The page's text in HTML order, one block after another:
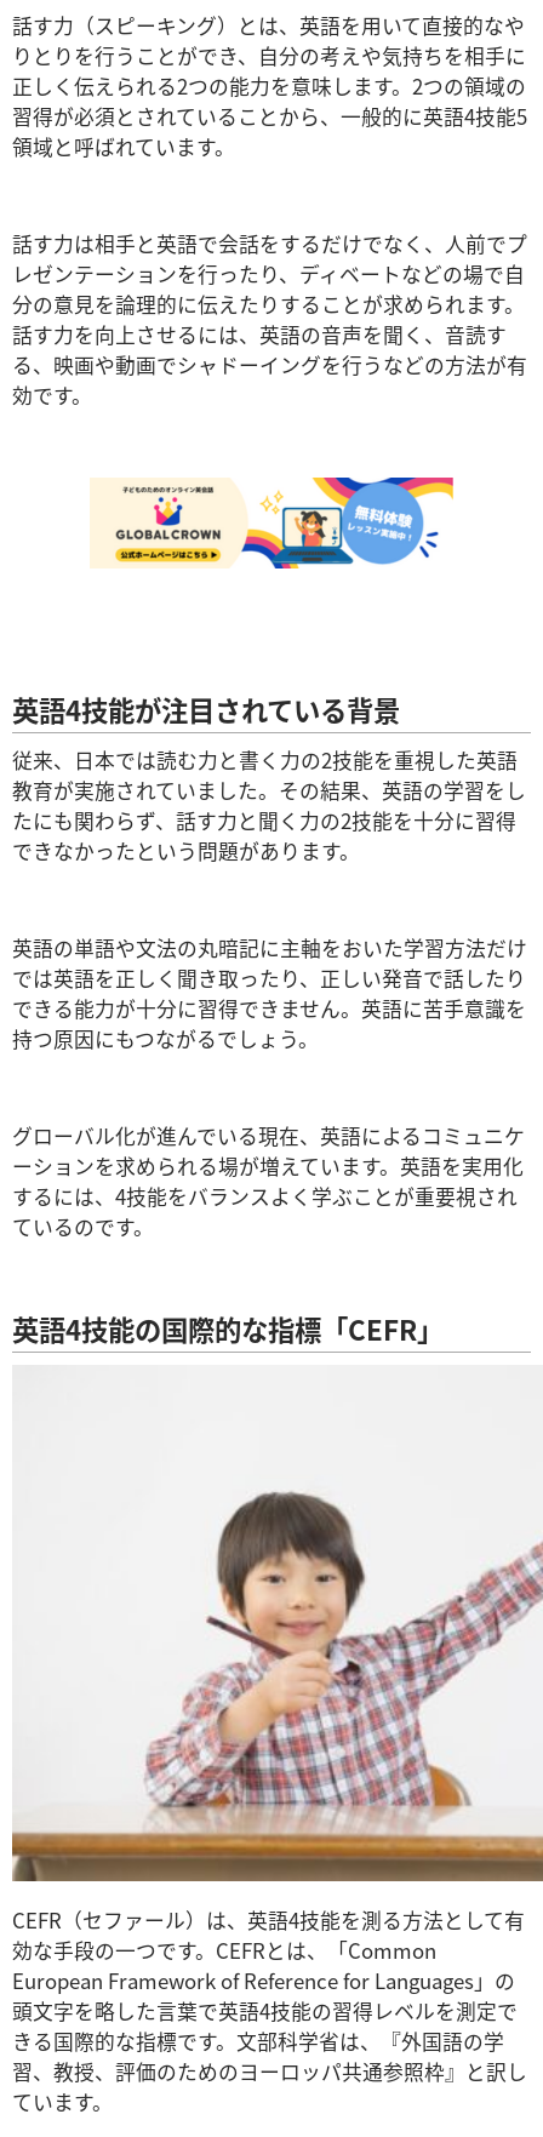
話す力（スピーキング）とは、英語を用いて直接的なや
りとりを行うことができ、自分の考えや気持ちを相手に
正しく伝えられる2つの能力を意味します。2つの領域の
習得が必須とされていることから、一般的に英語4技能5
領域と呼ばれています。
話す力は相手と英語で会話をするだけでなく、人前でプ
レゼンテーションを行ったり、ディベートなどの場で自
分の意見を論理的に伝えたりすることが求められます。
話す力を向上させるには、英語の音声を聞く、音読す
る、映画や動画でシャドーイングを行うなどの方法が有
効です。
英語4技能が注目されている背景
従来、日本では読む力と書く力の2技能を重視した英語
教育が実施されていました。その結果、英語の学習をし
たにも関わらず、話す力と聞く力の2技能を十分に習得
できなかったという問題があります。
英語の単語や文法の丸暗記に主軸をおいた学習方法だけ
では英語を正しく聞き取ったり、正しい発音で話したり
できる能力が十分に習得できません。英語に苦手意識を
持つ原因にもつながるでしょう。
グローバル化が進んでいる現在、英語によるコミュニケ
ーションを求められる場が増えています。英語を実用化
するには、4技能をバランスよく学ぶことが重要視され
ているのです。
英語4技能の国際的な指標「CEFR」
CEFR（セファール）は、英語4技能を測る方法として有
効な手段の一つです。CEFRとは、「Common
European Framework of Reference for Languages」の
頭文字を略した言葉で英語4技能の習得レベルを測定で
きる国際的な指標です。文部科学省は、『外国語の学
習、教授、評価のためのヨーロッパ共通参照枠』と訳し
ています。